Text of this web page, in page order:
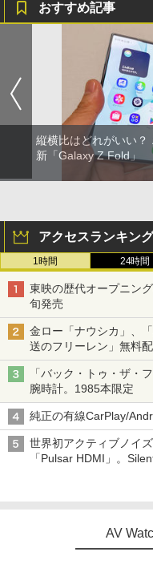
おすすめ記事
縦横比はどれがいい？
新「Galaxy Z Fold」
アクセスランキング
1時間 24時間
東映の歴代オープニン
旬発売
金ロー「ナウシカ」、
送のフリーレン」無料
「バック・トゥ・ザ・
腕時計。1985本限定
純正の有線CarPlay/
世界初アクティブノイ
「Pulsar HDMI」。
AV